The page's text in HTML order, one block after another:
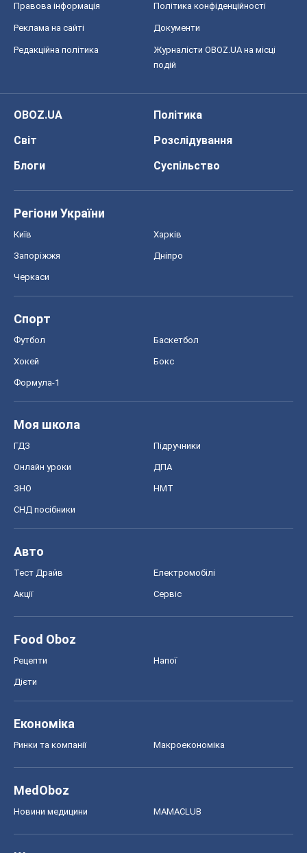
Правова інформація Політика конфіденційності
Реклама на сайті Документи
Редакційна політика
Журналісти OBOZ.UA на місці
подій
OBOZ.UA
Політика
Світ
Розслідування
Блоги
Суспільство
Регіони України
Київ Харків
Запоріжжя Дніпро
Черкаси
Спорт
Футбол Баскетбол
Хокей Бокс
Формула-1
Моя школа
ГДЗ Підручники
Онлайн уроки ДПА
ЗНО НМТ
СНД посібники
Авто
Тест Драйв Електромобілі
Акції Сервіс
Food Oboz
Рецепти Напої
Дієти
Економіка
Ринки та компанії Макроекономіка
MedOboz
Новини медицини MAMACLUB